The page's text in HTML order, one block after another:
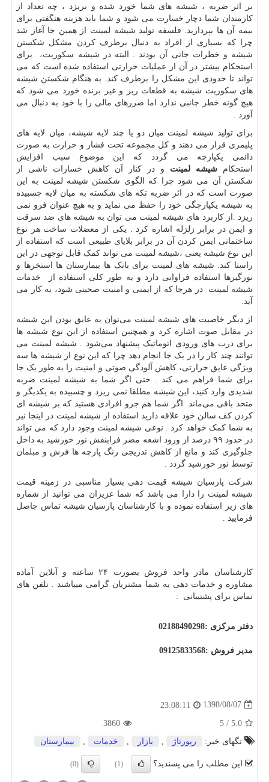
بر اثر ضربه ، شیشه های شما خورد شده و بریزد ، چه تعداد از
کارمندان شما دچار خسارت می شود و شما باید هزینه هنگفتی برای
بیمه آن ها بپردازید. فلسفه تولید شیشه لمینت از همین جا آغاز شد
چرا که بسیاری از افراد به دنبال برطرف کردن مشکل شکستن
شیشه و خطرات جانی آن بودند . البته در شیشه سکوریت، برای
استحکام بیشتر در آن از عملیات حرارتی استفاده شده است که می
تواند تا حدودی این مشکل را برطرف کند. به هنگام شکستن شیشه
های سکوریت شیشه به قطعات ریز و غیر برنده خورد می شود که
هیچ گونه خطر جانبی ندارد اما ضررهای مالی را با خود به دنبال می
آورد .
برای تولید شیشه لمینت میان دو یا چند لایه شیشه، میان لایه های
پلیمری قرار می دهند و کل مجموعه تحت فشار و حرارت به صورت
دائمی یکپارچه می گردد که این موضوع سبب افزایش
استحکام شیشه لمینت و در کنار آن کاهش خسارات ناشی از
شکستن آن می شود چرا که الگوی شکستن شیشه لمینت به این
صورت است که در اثر ضربه تکه های شکسته به میان لایه چسبیده
به شیشه یکپارچگی خود را حفظ می نماید و به هیچ عنوان فرو نمی
ریزد .از کاربرد های شیشه لمینت می توان به شیشه های ضد سرقت
و ایمن در برابر زلزله اشاره کرد . یکی از معضلات ساخت هر نوع
ساختمانی ایمن کردن آن در برابر بلایای طبیعی است که استفاده از
این نوع شیشه یعنی ،شیشه لمینت می تواند کمک قابل توجهی در این
راستا کند. شیشه های لمینت برای بانک ها بیمارستان ها استخرها و
نورگیرها استفاده فراوانی دارد و به طور کلی استفاده از خدمات
شیشه لمینت در هرجا که از ایمنی و امنیت صحبتی شود، به کار می
آید.
از دیگر خاصیت های شیشه لمینت می‌توان به عایق بودن این شیشه
در مقابل صوت اشاره کرد و همچنین استفاده از این نوع شیشه ها
برای درب های ورودی اتوماتیک پیشنهاد می‌شود . شیشه لمینت می
توانند چند کار را در یک جا انجام دهد چرا که این نوع از شیشه ها سه
ویژگی عایق حرارتی، کاهش آلودگی صوتی و امنیت را به طور یک جا
برای شما فراهم می کند . حتی اگر شما به شیشه لمینت ضربه
شدیدی وارد کنید، این شیشه مطلقا نمی ریزد و چسبیده به یکدیگر و
متحد باقی می‌ماند. اگر شما هم جزو افرادی هستید که بر شیشه ای
کردن کف سالن خود علاقه دارید استفاده از شیشه لمینت در اینجا نیز
به شما کمک خواهد کرد . نوعی شیشه لمینت وجود دارد که می تواند
در حدود ۹۹ درصد از ورود اشعه مضر فرابنفش نور خورشید به داخل
جلوگیری کند و مانع از کاهش تدریجی رنگ پارچه ها فرش و مبلمان
توسط نور خورشید گردد .
شرکت پارسیان شیشه قیمت دهی بسیار مناسبی در زمینه قیمت
شیشه لمینت را دارا می باشد که شما عزیزان می توانید از شماره
های زیر استفاده نموده و با کارشناسان پارسیان شیشه تماس جاصل
فرمایید .
کارشناسان مادر واحد فروش بصورت ۲۴ساعته و آنلاین آماده
مشاوره و خدمات دهی به شما مشتریان گرامی میباشند . تلفن های
تماس برای پشتیبانی :
دفتر مرکزی :02188490298
مدیر فروش :09125833568
1398/08/07
23:08:11
5.0
/
5
3860
تگهای خبر:
رپورتاژ بازار خدمات بیمارستان
این مطلب را می پسندید؟ (1)
(0)